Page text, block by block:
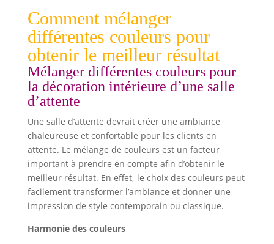
Comment mélanger
différentes couleurs pour
obtenir le meilleur résultat
Mélanger différentes couleurs pour
la décoration intérieure d’une salle
d’attente
Une salle d’attente devrait créer une ambiance
chaleureuse et confortable pour les clients en
attente. Le mélange de couleurs est un facteur
important à prendre en compte afin d’obtenir le
meilleur résultat. En effet, le choix des couleurs peut
facilement transformer l’ambiance et donner une
impression de style contemporain ou classique.
Harmonie des couleurs